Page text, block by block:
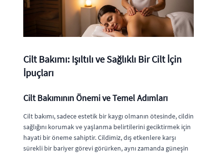
Cilt Bakımı: Işıltılı ve Sağlıklı Bir Cilt İçin
İpuçları
Cilt Bakımının Önemi ve Temel Adımları
Cilt bakımı, sadece estetik bir kaygı olmanın ötesinde, cildin
sağlığını korumak ve yaşlanma belirtilerini geciktirmek için
hayati bir öneme sahiptir. Cildimiz, dış etkenlere karşı
sürekli bir bariyer görevi görürken, aynı zamanda güneşin